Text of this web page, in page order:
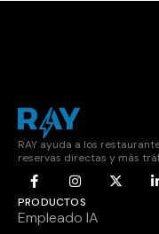
RAY ayuda a los
reservas directas y más
PRODUCTOS
Empleado IA